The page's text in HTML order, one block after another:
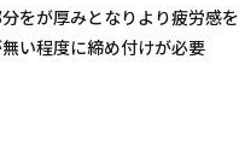
をが厚みとなりより疲労感
い程度に締め付けが必要